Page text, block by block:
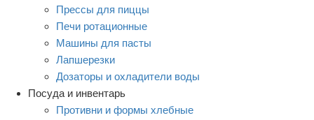
Прессы для пиццы
Печи ротационные
Машины для пасты
Лапшерезки
Дозаторы и охладители воды
Посуда и инвентарь
Противни и формы хлебные